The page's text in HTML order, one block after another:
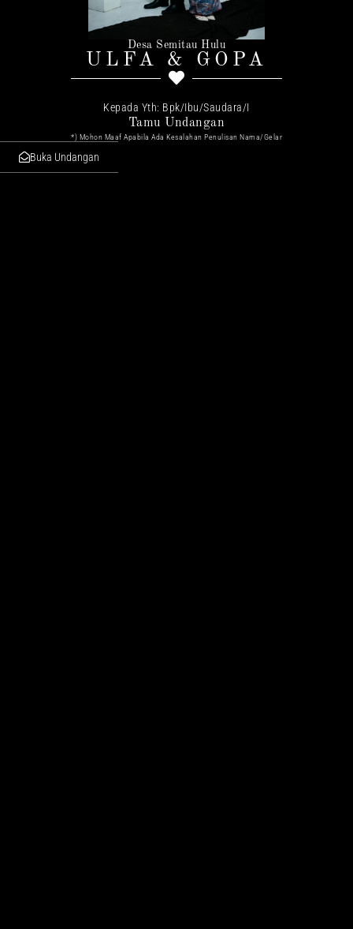
Desa Semitau Hulu
ULFA & GOPA
Kepada Yth: Bpk/Ibu/Saudara/I
Tamu Undangan
*) Mohon Maaf Apabila Ada Kesalahan Penulisan Nama/gelar
Buka Undangan